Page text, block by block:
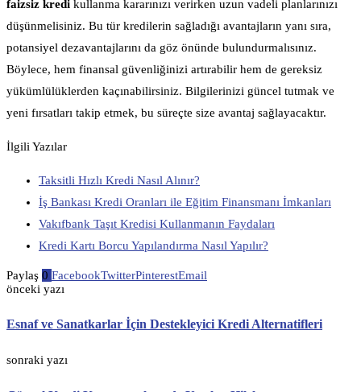
faizsiz kredi kullanma kararınızı verirken uzun vadeli planlarınızı
düşünmelisiniz. Bu tür kredilerin sağladığı avantajların yanı sıra,
potansiyel dezavantajlarını da göz önünde bulundurmalısınız.
Böylece, hem finansal güvenliğinizi artırabilir hem de gereksiz
yükümlülüklerden kaçınabilirsiniz. Bilgilerinizi güncel tutmak ve
yeni fırsatları takip etmek, bu süreçte size avantaj sağlayacaktır.
İlgili Yazılar
Taksitli Hızlı Kredi Nasıl Alınır?
İş Bankası Kredi Oranları ile Eğitim Finansmanı İmkanları
Vakıfbank Taşıt Kredisi Kullanmanın Faydaları
Kredi Kartı Borcu Yapılandırma Nasıl Yapılır?
Paylaş 0 FacebookTwitterPinterestEmail
önceki yazı
Esnaf ve Sanatkarlar İçin Destekleyici Kredi Alternatifleri
sonraki yazı